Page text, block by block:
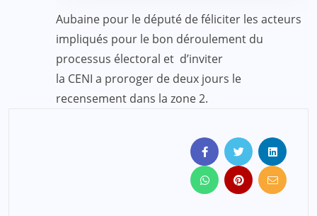
Aubaine pour le député de féliciter les acteurs
impliqués pour le bon déroulement du
processus électoral et d’inviter
la CENI a proroger de deux jours le
recensement dans la zone 2.